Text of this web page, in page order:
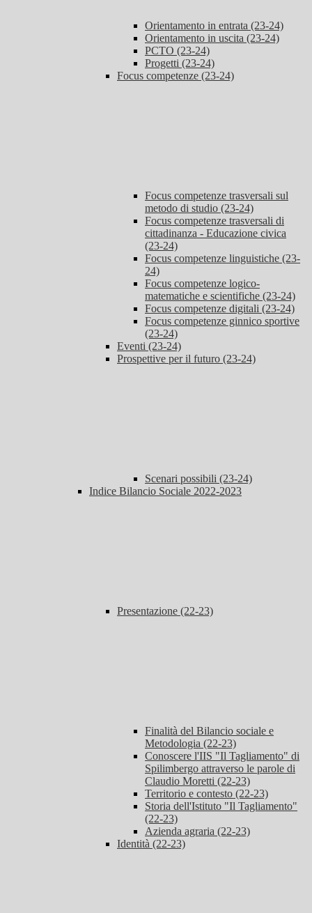
Orientamento in entrata (23-24)
Orientamento in uscita (23-24)
PCTO (23-24)
Progetti (23-24)
Focus competenze (23-24)
Focus competenze trasversali sul
metodo di studio (23-24)
Focus competenze trasversali di
cittadinanza - Educazione civica
(23-24)
Focus competenze linguistiche (23-
24)
Focus competenze logico-
matematiche e scientifiche (23-24)
Focus competenze digitali (23-24)
Focus competenze ginnico sportive
(23-24)
Eventi (23-24)
Prospettive per il futuro (23-24)
Scenari possibili (23-24)
Indice Bilancio Sociale 2022-2023
Presentazione (22-23)
Finalità del Bilancio sociale e
Metodologia (22-23)
Conoscere l'IIS "Il Tagliamento" di
Spilimbergo attraverso le parole di
Claudio Moretti (22-23)
Territorio e contesto (22-23)
Storia dell'Istituto "Il Tagliamento"
(22-23)
Azienda agraria (22-23)
Identità (22-23)